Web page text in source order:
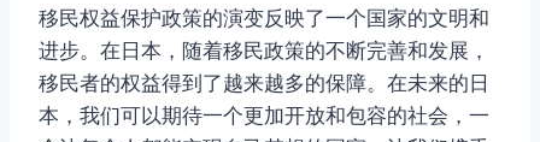
移民权益保护政策的演变反映了一个国家的文明和
进步。在日本，随着移民政策的不断完善和发展，
移民者的权益得到了越来越多的保障。在未来的日
本，我们可以期待一个更加开放和包容的社会，一